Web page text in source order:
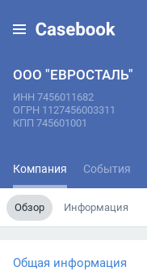
ООО "ЕВРОСТАЛЬ"
ИНН 7456011682
ОГРН 1127456003311
КПП 745601001
Компания События
Обзор Информация
Общая информация